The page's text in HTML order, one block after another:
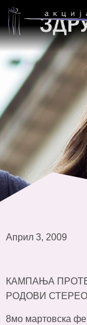
Април 3, 2009
КАМПАЊА
РОДОВИ
8мо мартовска